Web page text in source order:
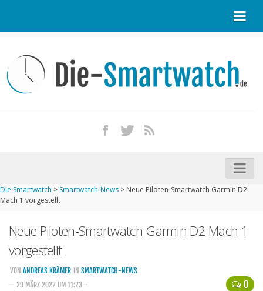
Kontakt / Tipp geben
Impressum
iPhone kaufen
Startseite
Kommende Smartwatches
Marken und Modelle
Handytarife
Die Smartwatch > Smartwatch-News > Neue Piloten-Smartwatch Garmin D2
Mach 1 vorgestellt
Neue Piloten-Smartwatch Garmin D2 Mach 1
vorgestellt
0
VON ANDREAS KRÄMER IN SMARTWATCH-NEWS
— 29 MÄRZ 2022 UM 11:23—